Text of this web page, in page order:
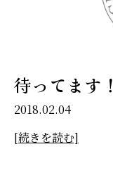
待ってます！
2018.02.04
[続きを読む]